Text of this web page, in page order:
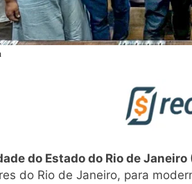
do Estado do Rio de Janeiro
do Rio de Janeiro, para